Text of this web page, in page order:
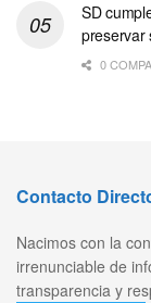
SD
preservar
0
Contacto
Nacimos con la
irrenunciable de
transparencia y